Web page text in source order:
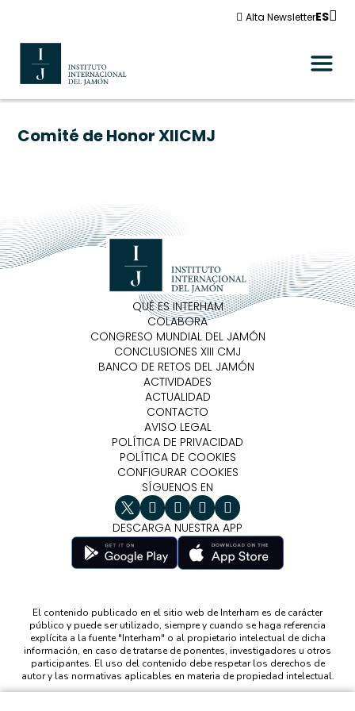
Alta NewsletterES
Comité de Honor XIICMJ
QUÉ ES INTERHAM
COLABORA
CONGRESO MUNDIAL DEL JAMÓN
CONCLUSIONES XIII CMJ
BANCO DE RETOS DEL JAMÓN
ACTIVIDADES
ACTUALIDAD
CONTACTO
AVISO LEGAL
POLÍTICA DE PRIVACIDAD
POLÍTICA DE COOKIES
CONFIGURAR COOKIES
SÍGUENOS EN
DESCARGA NUESTRA APP
El contenido publicado en el sitio web de Interham es de carácter
público y puede ser utilizado, siempre y cuando se haga referencia
explícita a la fuente "Interham" o al propietario intelectual de dicha
información, en caso de tratarse de ponentes, investigadores u otros
participantes. El uso del contenido debe respetar los derechos de
autor y las normativas aplicables en materia de propiedad intelectual.